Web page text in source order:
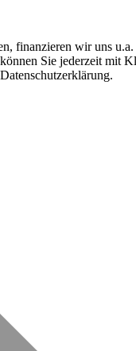
finanzieren wir uns
Sie jederzeit mit